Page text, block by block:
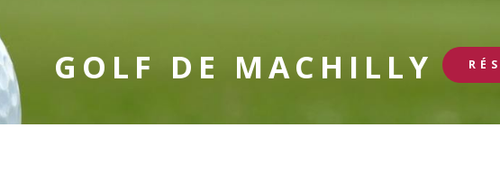
GOLF DE MACHILLY